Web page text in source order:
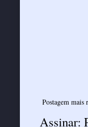
Postagem mais
Assinar: